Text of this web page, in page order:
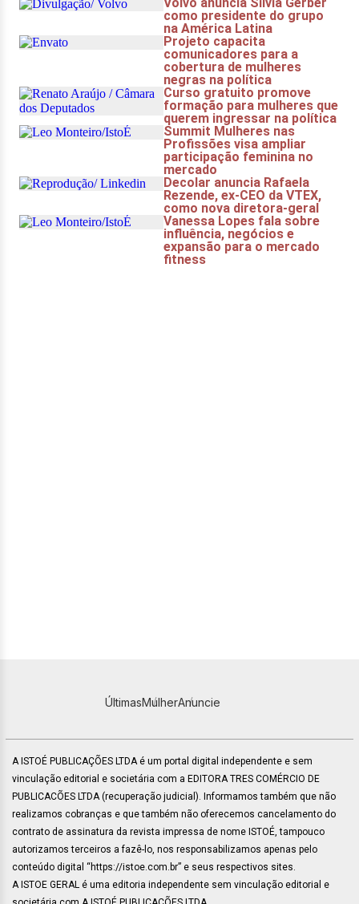
ÚltimasMulherAnuncie
A ISTOÉ PUBLICAÇÕES LTDA é um portal digital independente e sem
vinculação editorial e societária com a EDITORA TRES COMÉRCIO DE
PUBLICACÕES LTDA (recuperação judicial). Informamos também que não
realizamos cobranças e que também não oferecemos cancelamento do
contrato de assinatura da revista impressa de nome ISTOÉ, tampouco
autorizamos terceiros a fazê-lo, nos responsabilizamos apenas pelo
conteúdo digital “https://istoe.com.br” e seus respectivos sites.
A ISTOE GERAL é uma editoria independente sem vinculação editorial e